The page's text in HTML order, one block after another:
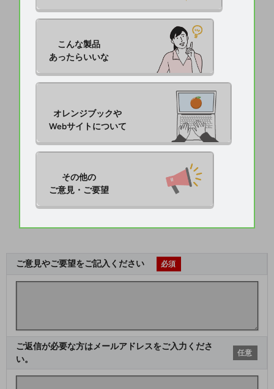
こんな製品
あったらいいな
オレンジブックや
Webサイトについて
その他の
ご意見・ご要望
ご意見やご要望をご記入ください 必須
ご返信が必要な方はメールアドレスをご入力くださ
い。
任意